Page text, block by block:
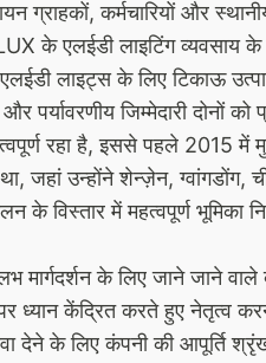
ग्राहकों, कर्मचारियों और
के एलईडी लाइटिंग व्यवसाय के
लाइट्स के लिए टिकाऊ
पर्यावरणीय जिम्मेदारी दोनों को
रहा है, इससे पहले 2015 में
जहां उन्होंने शेन्ज़ेन, ग्वांगडोंग,
के विस्तार में महत्वपूर्ण भूमिका
के लिए जाने जाने वाले
पर ध्यान केंद्रित करते हुए नेतृत्व
देने के लिए कंपनी की आपूर्ति